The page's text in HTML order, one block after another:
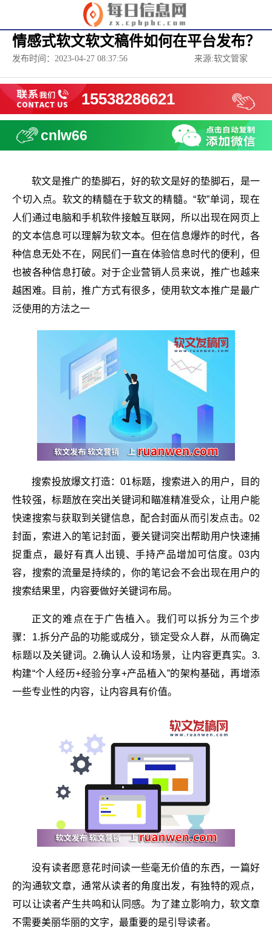
情感式软文软文稿件如何在平台发布？
发布时间：2023-04-27 08:37:56 来源:软文管家
15538286621
cnlw66
软文是推广的垫脚石，好的软文是好的垫脚石，是一
个切入点。软文的精髓在于软文的精髓。“软”单词，现在
人们通过电脑和手机软件接触互联网，所以出现在网页上
的文本信息可以理解为软文本。但在信息爆炸的时代，各
种信息无处不在，网民们一直在体验信息时代的便利，但
也被各种信息打破。对于企业营销人员来说，推广也越来
越困难。目前，推广方式有很多，使用软文本推广是最广
泛使用的方法之一
搜索投放爆文打造：01标题，搜索进入的用户，目的
性较强，标题放在突出关键词和瞄准精准受众，让用户能
快速搜索与获取到关键信息，配合封面从而引发点击。02
封面，索进入的笔记封面，要关键词突出帮助用户快速捕
捉重点，最好有真人出镜、手持产品增加可信度。03内
容，搜索的流量是持续的，你的笔记会不会出现在用户的
搜索结果里，内容要做好关键词布局。
正文的难点在于广告植入。我们可以拆分为三个步
骤：1.拆分产品的功能或成分，锁定受众人群，从而确定
标题以及关键词。2.确认人设和场景，让内容更真实。3.
构建“个人经历+经验分享+产品植入”的架构基础，再增添
一些专业性的内容，让内容具有价值。
没有读者愿意花时间读一些毫无价值的东西，一篇好
的沟通软文章，通常从读者的角度出发，有独特的观点，
可以让读者产生共鸣和认同感。为了建立影响力，软文章
不需要美丽华丽的文字，最重要的是引导读者。